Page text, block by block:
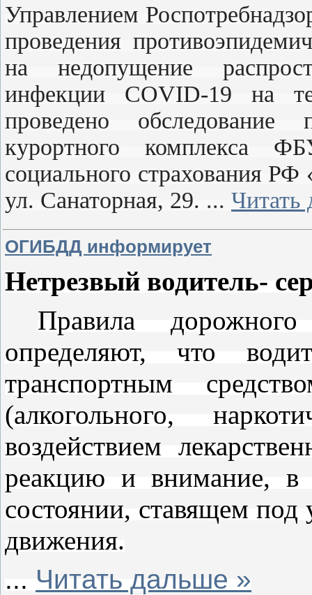
Управлением
проведения
на недопущение
инфекции COVID-19 на
проведено обследование
курортного комплекса
социального страхования РФ
ул. Санаторная, 29. ... Читать
ОГИБДД информирует
Нетрезвый водитель-
Правила
определяют, что
транспортным
(алкогольного,
воздействием
реакцию и внимание, в
состоянии, ставящем под
движения.
... Читать дальше »